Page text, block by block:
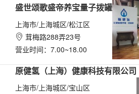
盛世颂歌盛帝养宝量子拨罐
上海市/上海城区/松江区
 茸梅路288弄23号
营业时间：7.00~18.00
原健氢（上海）健康科技有限公司
上海市/上海城区/宝山区